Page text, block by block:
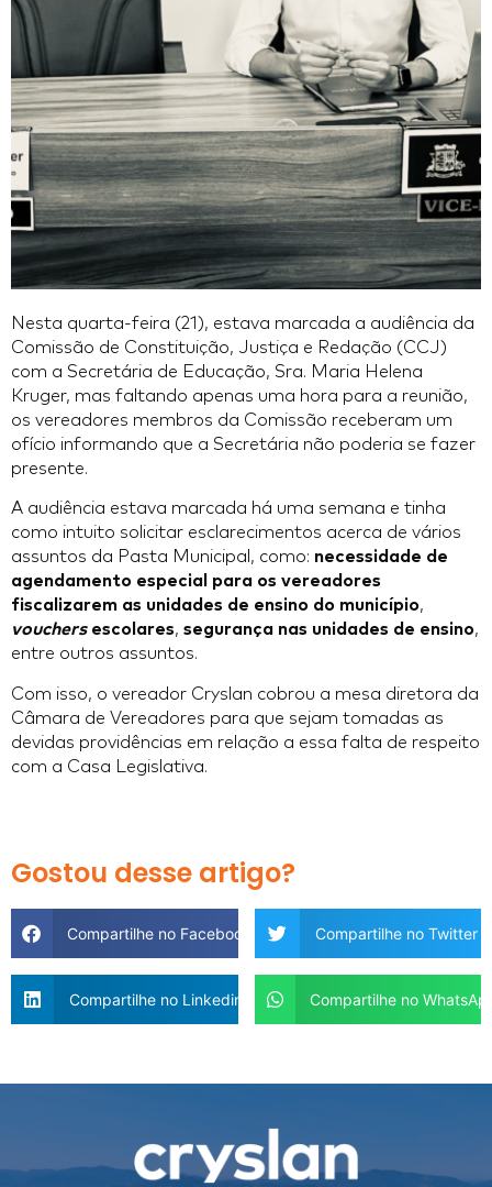
Nesta quarta-feira (21), estava marcada a audiência da
Comissão de Constituição, Justiça e Redação (CCJ)
com a Secretária de Educação, Sra. Maria Helena
Kruger, mas faltando apenas uma hora para a reunião,
os vereadores membros da Comissão receberam um
ofício informando que a Secretária não poderia se fazer
presente.
A audiência estava marcada há uma semana e tinha
como intuito solicitar esclarecimentos acerca de vários
assuntos da Pasta Municipal, como: necessidade de
agendamento especial para os vereadores
fiscalizarem as unidades de ensino do município,
vouchersescolares, segurança nas unidades de ensino,
entre outros assuntos.
Com isso, o vereador Cryslan cobrou a mesa diretora da
Câmara de Vereadores para que sejam tomadas as
devidas providências em relação a essa falta de respeito
com a Casa Legislativa.
Gostou desse artigo?
Compartilhe no Facebook Compartilhe no Twitter
Compartilhe no Linkedin Compartilhe no